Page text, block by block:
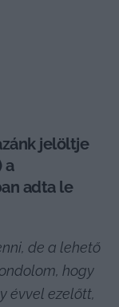
jelöltje
a
adta le
de a lehető
hogy
évvel ezelőtt,